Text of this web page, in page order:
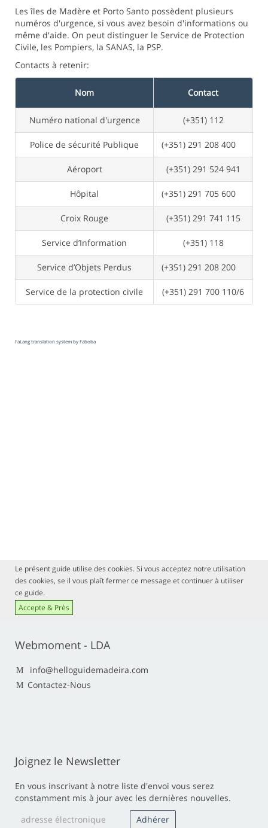
Les îles de Madère et Porto Santo possèdent plusieurs
numéros d'urgence, si vous avez besoin d'informations ou
même d'aide. On peut distinguer le Service de Protection
Civile, les Pompiers, la SANAS, la PSP.
Contacts à retenir:
Nom Contact
Numéro national d'urgence (+351) 112
Police de sécurité Publique (+351) 291 208 400
Aéroport (+351) 291 524 941
Hôpital (+351) 291 705 600
Croix Rouge (+351) 291 741 115
Service d’Information (+351) 118
Service d’Objets Perdus (+351) 291 208 200
Service de la protection civile (+351) 291 700 110/6
FaLang translation system by Faboba
Le présent guide utilise des cookies. Si vous acceptez notre utilisation
des cookies, se il vous plaît fermer ce message et continuer à utiliser
ce guide.
Accepte & Près
Webmoment - LDA
info@helloguidemadeira.com
Contactez-Nous
Joignez le Newsletter
En vous inscrivant à notre liste d'envoi vous serez
constamment mis à jour avec les dernières nouvelles.